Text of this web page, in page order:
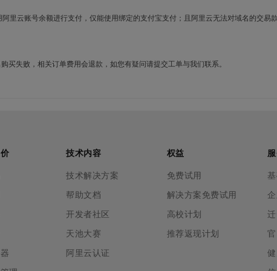
里云账号余额进行支付，仅能使用绑定的支付宝支付；且阿里云无法对域名的交易
买失败，相关订单费用会退款，如您有疑问请提交工单与我们联系。